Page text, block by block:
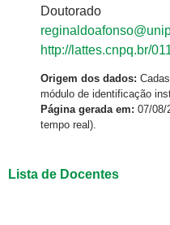
Doutorado
http://lattes.cnpq.br/
Origem dos dados:
módulo de identificação
Página gerada em: 07/08/
tempo real).
Lista de Docentes